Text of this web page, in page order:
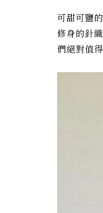
可甜可鹽
修身的針
們絕對值得